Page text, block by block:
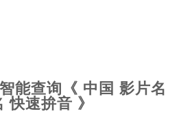
能查询《 中国 影片名
快速拚音 》